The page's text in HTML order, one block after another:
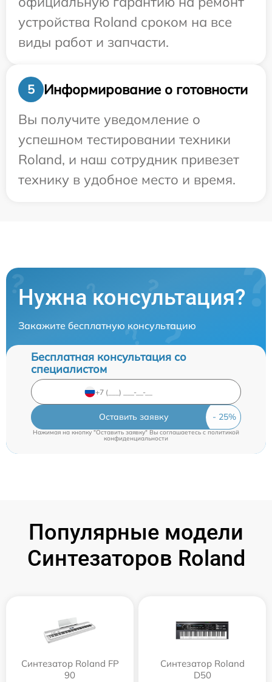
устройства Roland сроком на все
виды работ и запчасти.
5
Информирование о готовности
Вы получите уведомление о
успешном тестировании техники
Roland, и наш сотрудник привезет
технику в удобное место и время.
Нужна консультация?
Закажите бесплатную консультацию
Бесплатная консультация со
специалистом
Оставить заявку
Нажимая на кнопку "Оставить заявку" Вы соглашаетесь c политикой
конфиденциальности
Популярные модели
Синтезаторов Roland
Синтезатор Roland FP
90
Синтезатор Roland
D50